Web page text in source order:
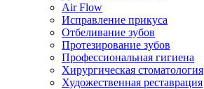
Air Flow
Исправление прикуса
Отбеливание зубов
Протезирование зубов
Профессиональная гигиена
Хирургическая стоматология
Художественная реставрация